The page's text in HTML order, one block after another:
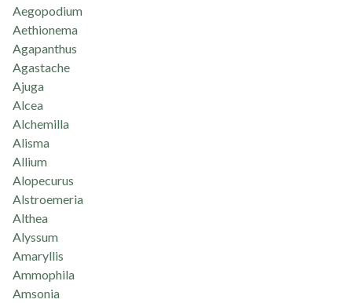
Aegopodium
Aethionema
Agapanthus
Agastache
Ajuga
Alcea
Alchemilla
Alisma
Allium
Alopecurus
Alstroemeria
Althea
Alyssum
Amaryllis
Ammophila
Amsonia